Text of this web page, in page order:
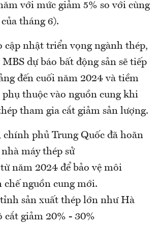
với mức giảm 5% so với cùng
tháng 6).
cập nhật triển vọng ngành thép,
dự báo bất động sản sẽ tiếp
đến cuối năm 2024 và tiềm
phụ thuộc vào nguồn cung khi
tham gia cắt giảm sản lượng.
chính phủ Trung Quốc đã hoãn
máy thép sử
năm 2024 để bảo vệ môi
chế nguồn cung mới.
sản xuất thép lớn như Hà
cắt giảm 20% - 30%